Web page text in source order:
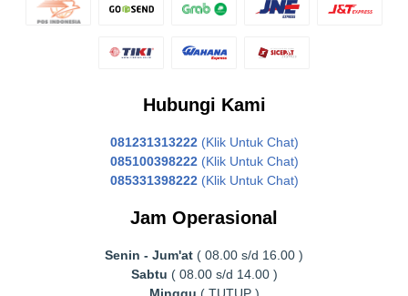
Hubungi Kami
081231313222 (Klik Untuk Chat)
085100398222 (Klik Untuk Chat)
085331398222 (Klik Untuk Chat)
Jam Operasional
Senin - Jum'at ( 08.00 s/d 16.00 )
Sabtu ( 08.00 s/d 14.00 )